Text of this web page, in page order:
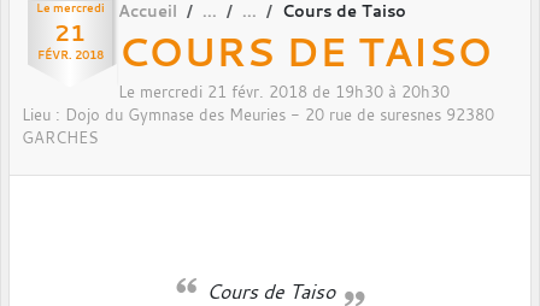
Le mercredi
21
FÉVR. 2018
Accueil Cours de Taiso
COURS DE TAISO
Le mercredi 21 févr. 2018 de 19h30 à 20h30
Lieu : Dojo du Gymnase des Meuries - 20 rue de suresnes 92380
GARCHES
Cours de Taiso